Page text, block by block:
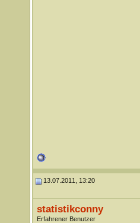
13.07.2011, 13:20
statistikconny
Erfahrener Benutzer